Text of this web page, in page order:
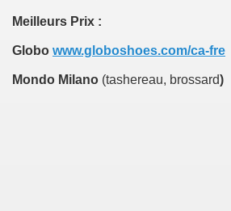
Meilleurs Prix :
Globo www.globoshoes.com/ca-fre
Mondo Milano (tashereau, brossard)